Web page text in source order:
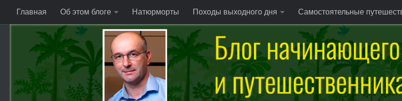
Перейти к содержимому
Главная Об этом блоге Натюрморты Походы выходного дня Самостоятельные